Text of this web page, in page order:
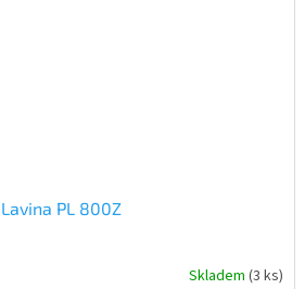
Lavina PL 800Z
Skladem (3 ks)